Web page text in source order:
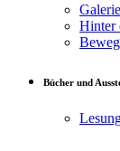
Galerie
Hinter
Bücher und